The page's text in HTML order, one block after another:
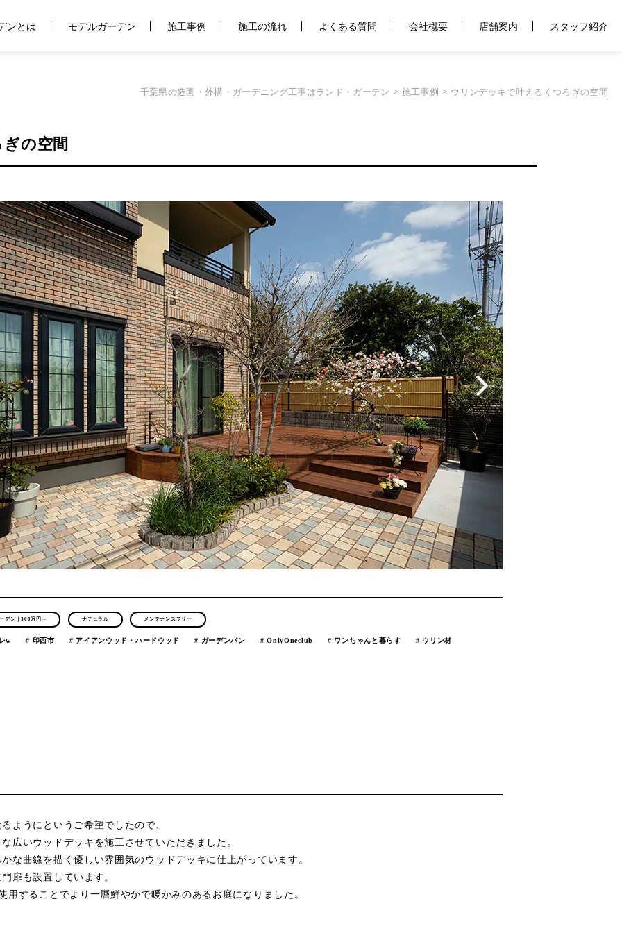
ンとは モデルガーデン 施工事例 施工の流れ よくある質問 会社概要 店舗案内 スタッフ紹介
千葉県の造園・外構・ガーデニング工事はランド・ガーデン 施工事例 ウリンデッキで叶えるくつろぎの空間
の空間
デン｜300万円～ ナチュラル メンテナンスフリー
w 印西市 アイアンウッド・ハードウッド ガーデンパン OnlyOneclub ワンちゃんと暮らす ウリン材
ようにというご希望でしたので、
広いウッドデッキを施工させていただきました。
な曲線を描く優しい雰囲気のウッドデッキに仕上がっています。
扉も設置しています。
することでより一層鮮やかで暖かみのあるお庭になりました。